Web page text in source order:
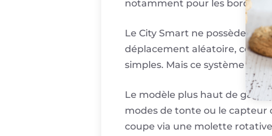
notamment pour les
Le City Smart ne possède
déplacement aléatoire,
simples. Mais ce système
Le modèle plus haut de
modes de tonte ou le capteur
coupe via une molette